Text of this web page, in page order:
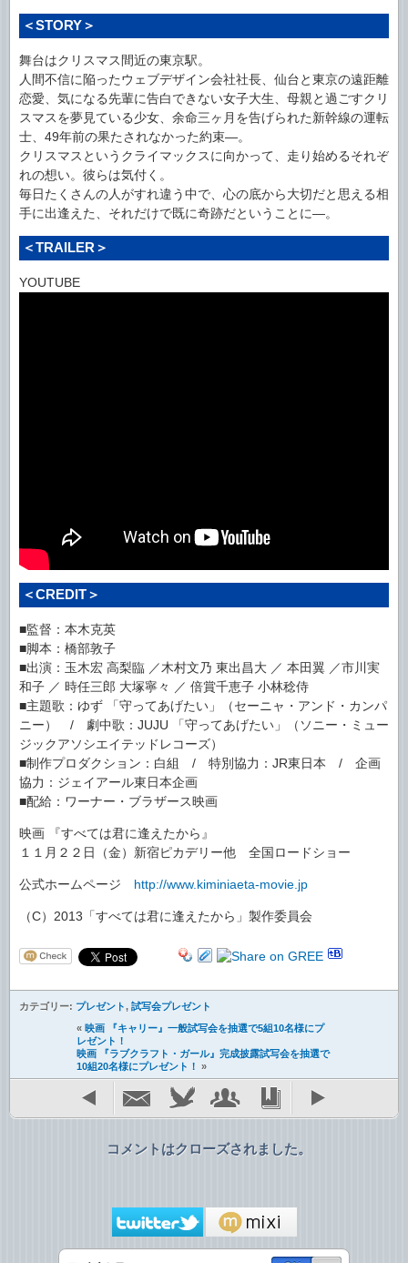
＜STORY＞
舞台はクリスマス間近の東京駅。
人間不信に陥ったウェブデザイン会社社長、仙台と東京の遠距離
恋愛、気になる先輩に告白できない女子大生、母親と過ごすクリ
スマスを夢見ている少女、余命三ヶ月を告げられた新幹線の運転
士、49年前の果たされなかった約束―。
クリスマスというクライマックスに向かって、走り始めるそれぞ
れの想い。彼らは気付く。
毎日たくさんの人がすれ違う中で、心の底から大切だと思える相
手に出逢えた、それだけで既に奇跡だということに―。
＜TRAILER＞
YOUTUBE
＜CREDIT＞
■監督：本木克英
■脚本：橋部敦子
■出演：玉木宏 高梨臨 ／木村文乃 東出昌大 ／ 本田翼 ／市川実
和子 ／ 時任三郎 大塚寧々 ／ 倍賞千恵子 小林稔侍
■主題歌：ゆず 「守ってあげたい」（セーニャ・アンド・カンパ
ニー） / 劇中歌：JUJU 「守ってあげたい」（ソニー・ミュー
ジックアソシエイテッドレコーズ）
■制作プロダクション：白組 / 特別協力：JR東日本 / 企画
協力：ジェイアール東日本企画
■配給：ワーナー・ブラザース映画
映画 『すべては君に逢えたから』
１１月２２日（金）新宿ピカデリー他 全国ロードショー
公式ホームページ http://www.kiminiaeta-movie.jp
（C）2013「すべては君に逢えたから」製作委員会
カテゴリー: プレゼント, 試写会プレゼント
« 映画 『キャリー』一般試写会を抽選で5組10名様にプ
レゼント！
映画 『ラブクラフト・ガール』完成披露試写会を抽選で
10組20名様にプレゼント！ »
コメントはクローズされました。